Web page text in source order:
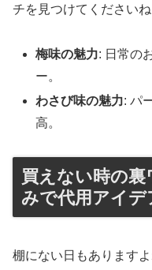
チを見つけてくださいね
梅味の魅力: 日常の
ー。
わさび味の魅力: パ
高。
買えない時の裏
みで代用アイデ
棚にない日もあります